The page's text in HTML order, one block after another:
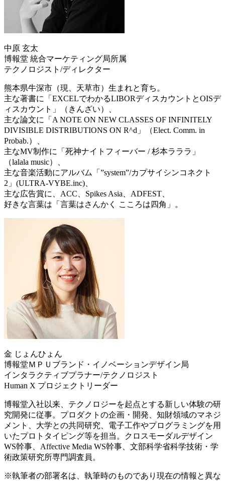
中原 玄太
博報堂 統合マーケティング局所属
テクノロジスト/ディレクター
熊本県牛深市（現、天草市）生まれと育ち。
主な著書に「EXCELでわかるLIBORディスカウントとOISデ
ィスカウント」（きんざい）、
主な論文に「A NOTE ON NEW CLASSES OF INFINITELY
DIVISIBLE DISTRIBUTIONS ON R^d」（Elect. Comm. in
Probab.）、
主なMV制作に「死神ナイトフィーバー / 杉本ラララ」
（lalala music）、
主な音楽活動にアルバム「”system”/カプサイシンコネクト
2」(ULTRA-VYBE.inc)、
主な広告賞に、ACC、Spikes Asia、ADFEST、
好きな言葉は「言葉はさんかく こころは四角」。
金 じょんひょん
博報堂ＭＰＵブランド・イノベーションデザイン局
インタラクティブプラナー/テクノロジスト
Human X プロジェクトリーダー
博報堂入社以来、テクノロジーを起点とする新しい体験の研
究開発に従事。プロダクトの企画・開発、知財領域のマネジ
メント、大学との共同研究、電子工作やプログラミングを用
いたプロトタイピング等を担当。クロスモーダルデザイン
WS幹事、Affective Media WS幹事、文部科学省科学技術・学
術政策研究所専門調査員。
※執筆者の部署名は、執筆時のものであり現在の情報と異な